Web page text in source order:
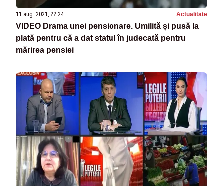
11 aug. 2021, 22:24 Actualitate
VIDEO Drama unei pensionare. Umilită și pusă la
plată pentru că a dat statul în judecată pentru
mărirea pensiei